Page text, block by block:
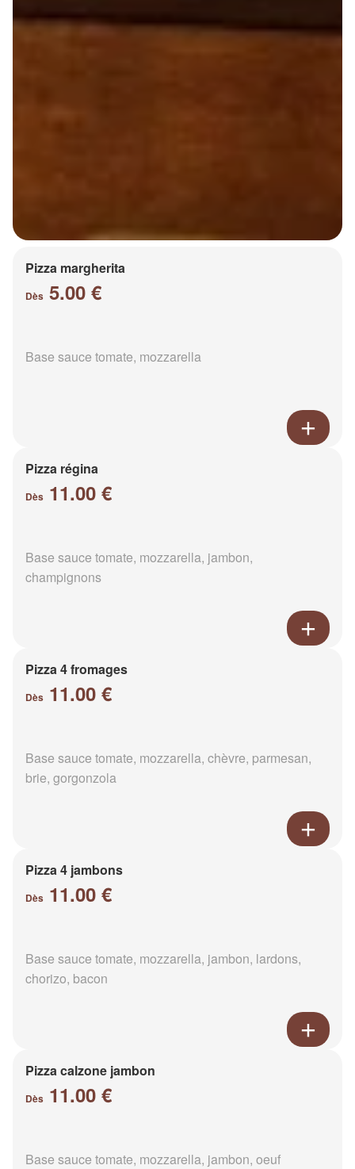
Pizza margherita
Dès 5.00 €
Base sauce tomate, mozzarella
Pizza régina
Dès 11.00 €
Base sauce tomate, mozzarella, jambon,
champignons
Pizza 4 fromages
Dès 11.00 €
Base sauce tomate, mozzarella, chèvre, parmesan,
brie, gorgonzola
Pizza 4 jambons
Dès 11.00 €
Base sauce tomate, mozzarella, jambon, lardons,
chorizo, bacon
Pizza calzone jambon
Dès 11.00 €
Base sauce tomate, mozzarella, jambon, oeuf